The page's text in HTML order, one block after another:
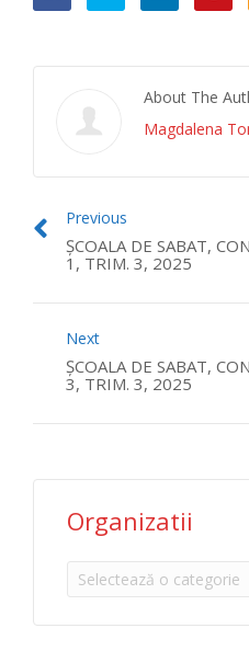
About The
Magdalena
Previous
ȘCOALA DE SABAT,
1, TRIM. 3, 2025
Next
ȘCOALA DE SABAT,
3, TRIM. 3, 2025
Organizatii
Organizatii